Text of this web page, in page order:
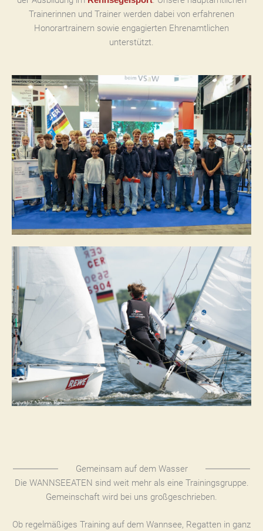
Trainerinnen und Trainer werden dabei von erfahrenen
Honorartrainern sowie engagierten Ehrenamtlichen
unterstützt.
Gemeinsam auf dem Wasser
Die WANNSEEATEN sind weit mehr als eine Trainingsgruppe.
Gemeinschaft wird bei uns großgeschrieben.
Ob regelmäßiges Training auf dem Wannsee, Regatten in ganz